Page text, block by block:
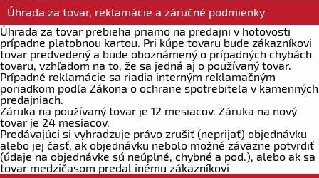
Úhrada za tovar, reklamácie a záručné podmienky
Úhrada za tovar prebieha priamo na predajni v hotovosti
prípadne platobnou kartou. Pri kúpe tovaru bude zákazníkovi
tovar predvedený a bude oboznámený o prípadných chybách
tovaru, vzhľadom na to, že sa jedná aj o používaný tovar.
Prípadné reklamácie sa riadia interným reklamačným
poriadkom podľa Zákona o ochrane spotrebiteľa v kamenných
predajniach.
Záruka na používaný tovar je 12 mesiacov. Záruka na nový
tovar je 24 mesiacov.
Predávajúci si vyhradzuje právo zrušiť (neprijať) objednávku
alebo jej časť, ak objednávku nebolo možné záväzne potvrdiť
(údaje na objednávke sú neúplné, chybné a pod.), alebo ak sa
tovar medzičasom predal inému zákazníkovi